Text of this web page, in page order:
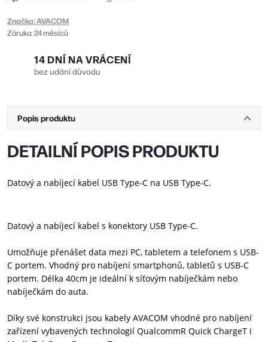
Značka:AVACOM
Záruka:24 měsíců
14 DNÍ NA VRÁCENÍ
bez udání důvodu
Popis produktu
DETAILNÍ POPIS PRODUKTU
Datový a nabíjecí kabel USB Type-C na USB Type-C.
Datový a nabíjecí kabel s konektory USB Type-C.
Umožňuje přenášet data mezi PC, tabletem a telefonem s USB-
C portem. Vhodný pro nabíjení smartphonů, tabletů s USB-C
portem. Délka 40cm je ideální k síťovým nabíječkám nebo
nabíječkám do auta.
Díky své konstrukci jsou kabely AVACOM vhodné pro nabíjení
zařízení vybavených technologií QualcommR Quick ChargeT i